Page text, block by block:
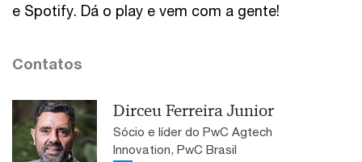
e Spotify. Dá o play e vem com a gente!
Contatos
Dirceu Ferreira Junior
Sócio e líder do PwC Agtech
Innovation, PwC Brasil